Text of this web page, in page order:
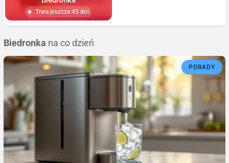
Trwa jeszcze 45 dni
Biedronka na co dzień
PORADY